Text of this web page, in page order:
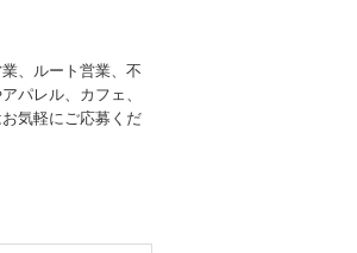
、ルート営業、不
パレル、カフェ、
気軽にご応募くだ